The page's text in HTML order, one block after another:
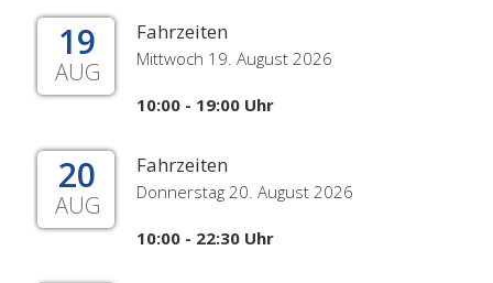
19
AUG
Fahrzeiten
Mittwoch 19. August 2026
10:00 - 19:00 Uhr
20
AUG
Fahrzeiten
Donnerstag 20. August 2026
10:00 - 22:30 Uhr